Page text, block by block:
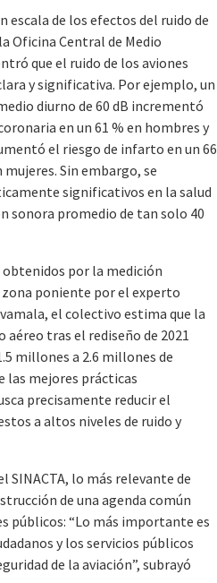
escala de los efectos del ruido de
Oficina Central de Medio
que el ruido de los aviones
y significativa. Por ejemplo, un
diurno de 60 dB incrementó
en un 61 % en hombres y
el riesgo de infarto en un 66
mujeres. Sin embargo, se
significativos en la salud
sonora promedio de tan solo 40
obtenidos por la medición
poniente por el experto
el colectivo estima que la
tras el rediseño de 2021
millones a 2.6 millones de
las mejores prácticas
precisamente reducir el
a altos niveles de ruido y
SINACTA, lo más relevante de
de una agenda común
públicos: “Lo más importante es
y los servicios públicos
de la aviación”, subrayó